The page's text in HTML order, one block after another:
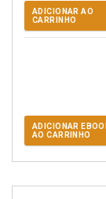
ADICIONAR AO
CARRINHO
ADICIONAR
AO CARRINHO